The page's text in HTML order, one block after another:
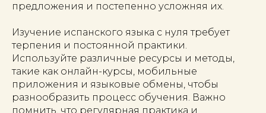
предложения и постепенно усложняя их.
Изучение испанского языка с нуля требует
терпения и постоянной практики.
Используйте различные ресурсы и методы,
такие как онлайн-курсы, мобильные
приложения и языковые обмены, чтобы
разнообразить процесс обучения. Важно
помнить, что регулярная практика и